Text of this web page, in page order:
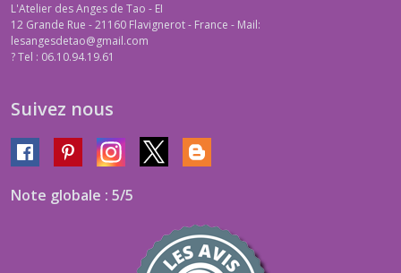
L'Atelier des Anges de Tao - EI
12 Grande Rue - 21160 Flavignerot - France - Mail:
lesangesdetao@gmail.com
?Tel : 06.10.94.19.61
Suivez nous
Note globale : 5/5